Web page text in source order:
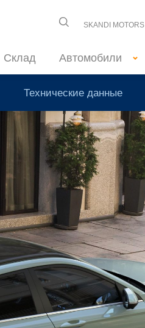
SKANDI MOTORS
Склад Автомобили
Технические данные